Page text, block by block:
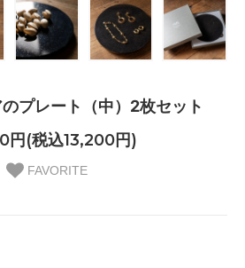
プレート（中）2枚セット
円(税込13,200円)
FAVORITE